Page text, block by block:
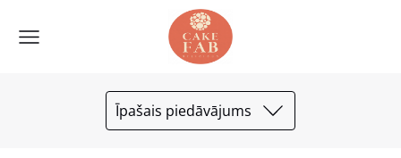
Īpašais piedāvājums